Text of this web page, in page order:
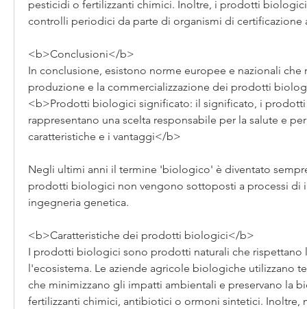
pesticidi o fertilizzanti chimici. Inoltre, i prodotti
controlli periodici da parte di organismi di certificazione
<b>Conclusioni</b>
In conclusione, esistono norme europee e nazionali che
produzione e la commercializzazione dei prodotti
<b>Prodotti biologici significato: il significato, i
rappresentano una scelta responsabile per la salute e
caratteristiche e i vantaggi</b>
Negli ultimi anni il termine 'biologico' è diventato
prodotti biologici non vengono sottoposti a processi di
ingegneria genetica.
<b>Caratteristiche dei prodotti biologici</b>
I prodotti biologici sono prodotti naturali che rispettano
l'ecosistema. Le aziende agricole biologiche utilizzano
che minimizzano gli impatti ambientali e preservano la
fertilizzanti chimici, antibiotici o ormoni sintetici. Inoltre,